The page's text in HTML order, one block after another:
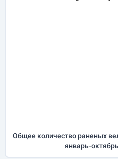
Общее количество раненых
январь-